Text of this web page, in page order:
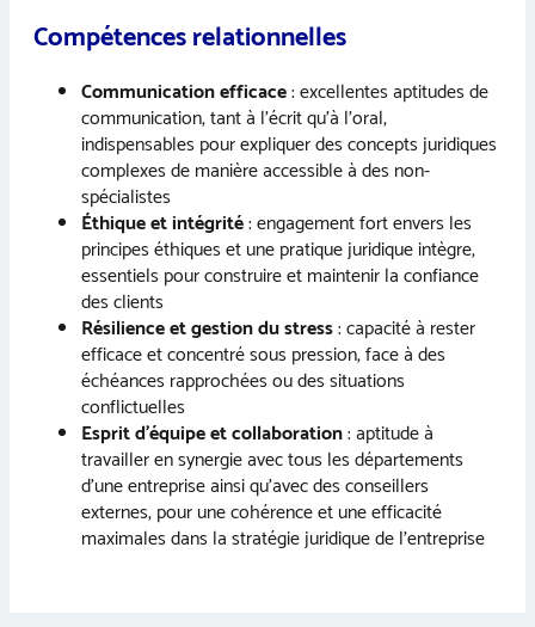
Compétences relationnelles
Communication efficace: excellentes aptitudes de
communication, tant à l’écrit qu’à l’oral,
indispensables pour expliquer des concepts juridiques
complexes de manière accessible à des non-
spécialistes
Éthique et intégrité: engagement fort envers les
principes éthiques et une pratique juridique intègre,
essentiels pour construire et maintenir la confiance
des clients
Résilience et gestion du stress: capacité à rester
efficace et concentré sous pression, face à des
échéances rapprochées ou des situations
conflictuelles
Esprit d’équipe et collaboration: aptitude à
travailler en synergie avec tous les départements
d’une entreprise ainsi qu’avec des conseillers
externes, pour une cohérence et une efficacité
maximales dans la stratégie juridique de l’entreprise